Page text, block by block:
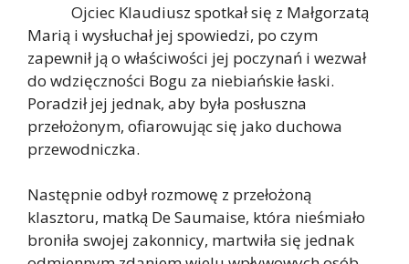
Ojciec Klaudiusz spotkał się z Małgorzatą
Marią i wysłuchał jej spowiedzi, po czym
zapewnił ją o właściwości jej poczynań i wezwał
do wdzięczności Bogu za niebiańskie łaski.
Poradził jej jednak, aby była posłuszna
przełożonym, ofiarowując się jako duchowa
przewodniczka.
Następnie odbył rozmowę z przełożoną
klasztoru, matką De Saumaise, która nieśmiało
broniła swojej zakonnicy, martwiła się jednak